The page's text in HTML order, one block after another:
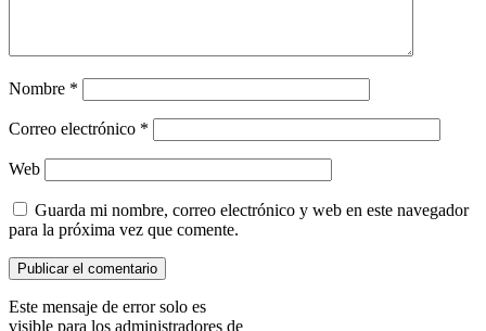
Nombre *
Correo electrónico *
Web
Guarda mi nombre, correo electrónico y web en este navegador
para la próxima vez que comente.
Este mensaje de error solo es
visible para los administradores de